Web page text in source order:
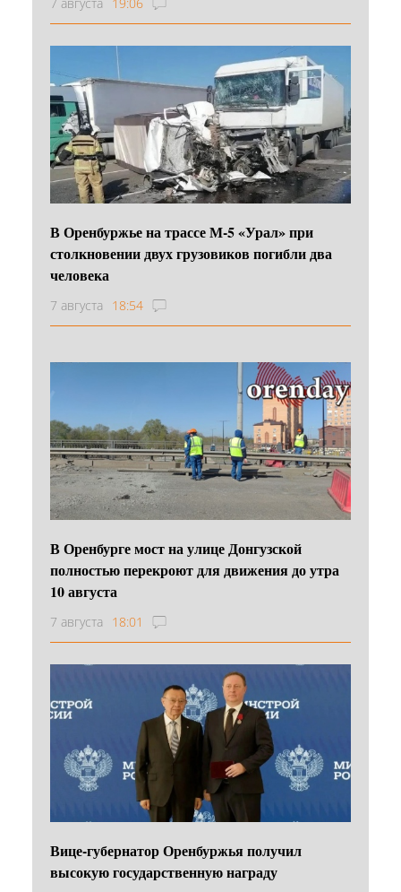
В Оренбуржье на трассе М-5 «Урал» при
столкновении двух грузовиков погибли два
человека
7 августа 18:54
В Оренбурге мост на улице Донгузской
полностью перекроют для движения до утра
10 августа
7 августа 18:01
Вице-губернатор Оренбуржья получил
высокую государственную награду